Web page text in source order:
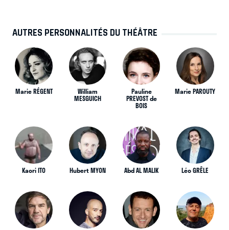
AUTRES PERSONNALITÉS DU THÉÂTRE
Marie RÉGENT William
MESGUICH
Pauline
PREVOST de
BOIS
Marie PAROUTY
Kaori ITO Hubert MYON Abd AL MALIK Léo GRÊLE